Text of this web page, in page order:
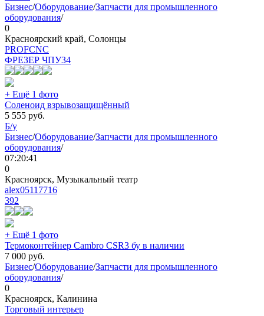
Бизнес/Оборудование/Запчасти для промышленного
оборудования/
0
Красноярский край, Солонцы
PROFCNC
ФРЕЗЕР ЧПУ34
+ Ещё 1 фото
Соленоид взрывозащищённый
5 555 руб.
Б/у
Бизнес/Оборудование/Запчасти для промышленного
оборудования/
07:20:41
0
Красноярск, Музыкальный театр
alex05117716
392
+ Ещё 1 фото
Термоконтейнер Cambro CSR3 бу в наличии
7 000 руб.
Бизнес/Оборудование/Запчасти для промышленного
оборудования/
0
Красноярск, Калинина
Торговый интерьер